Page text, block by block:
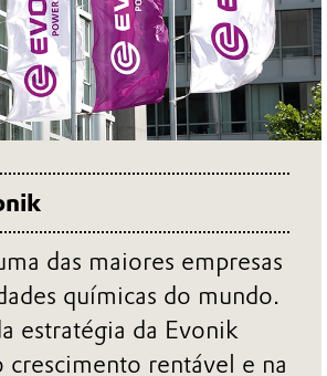
das maiores empresas
químicas do mundo.
estratégia da Evonik
crescimento rentável e na